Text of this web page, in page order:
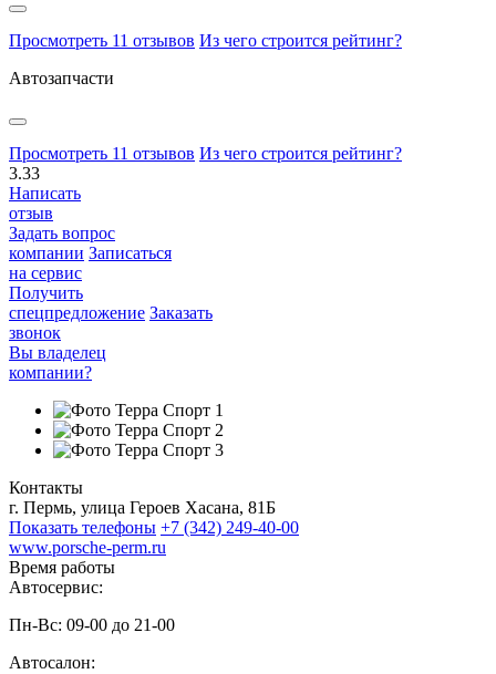
Просмотреть 11 отзывов Из чего строится рейтинг?
Автозапчасти
Просмотреть 11 отзывов Из чего строится рейтинг?
3.33
Написать
отзыв
Задать вопрос
компании Записаться
на сервис
Получить
спецпредложение Заказать
звонок
Вы владелец
компании?
Контакты
г. Пермь, улица Героев Хасана, 81Б
Показать телефоны +7 (342) 249-40-00
www.porsche-perm.ru
Время работы
Автосервис:
Пн-Вс: 09-00 до 21-00
Автосалон: